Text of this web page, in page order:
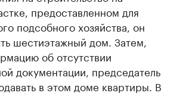
предоставленном для
подсобного хозяйства, он
шестиэтажный дом. Затем,
об отсутствии
документации, председатель
в этом доме квартиры. В